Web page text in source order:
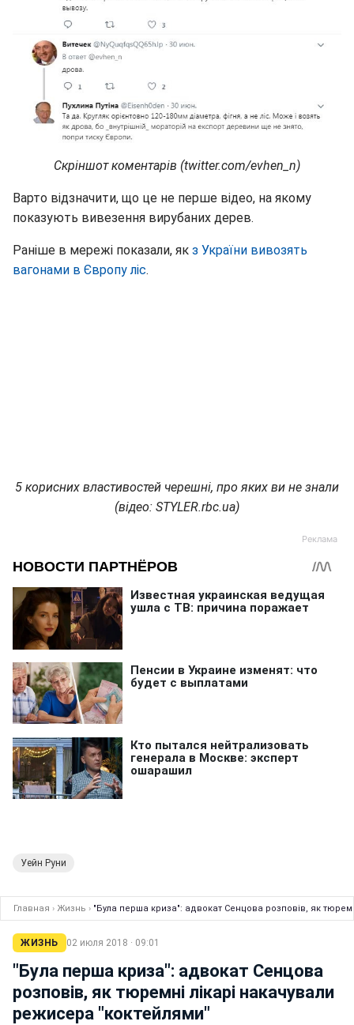
Скріншот коментарів (twitter.com/evhen_n)
Варто відзначити, що це не перше відео, на якому
показують вивезення вирубаних дерев.
Раніше в мережі показали, як з України вивозять
вагонами в Європу ліс.
5 корисних властивостей черешні, про яких ви не знали
(відео: STYLER.rbc.ua)
Уейн Руни
Главная › Жизнь › "Була перша криза": адвокат Сенцова розповів, як
ЖИЗНЬ 02 июля 2018 · 09:01
"Була перша криза": адвокат Сенцова
розповів, як тюремні лікарі накачували
режисера "коктейлями"